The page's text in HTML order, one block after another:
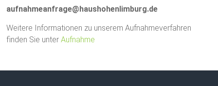
aufnahmeanfrage@haushohenlimburg.de
Weitere Informationen zu unserem Aufnahmeverfahren
finden Sie unterAufnahme